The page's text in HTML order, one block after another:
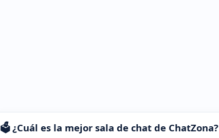
🗳️ ¿Cuál es la mejor sala de chat de ChatZona?